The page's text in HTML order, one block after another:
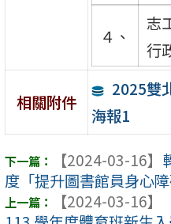
４、
志
行
相關附件
2025雙
海報1
【2024-03-16】
度「提升圖書館員身心
【2024-03-16】